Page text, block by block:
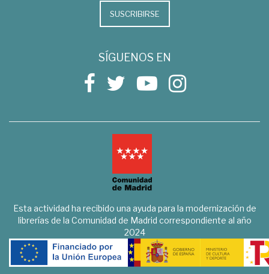
SUSCRIBIRSE
SÍGUENOS EN
Esta actividad ha recibido una ayuda para la modernización de
librerías de la Comunidad de Madrid correspondiente al año
2024